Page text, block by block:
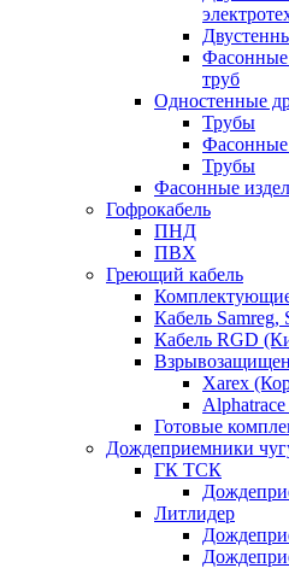
Фасонные
труб
Одностенные
Трубы
Фасонные
Трубы
Фасонные
Гофрокабель
ПНД
ПВХ
Греющий кабель
Кабель Samreg,
Кабель RGD
Xarex
Готовые
Дождеприемники
ГК ТСК
Литлидер